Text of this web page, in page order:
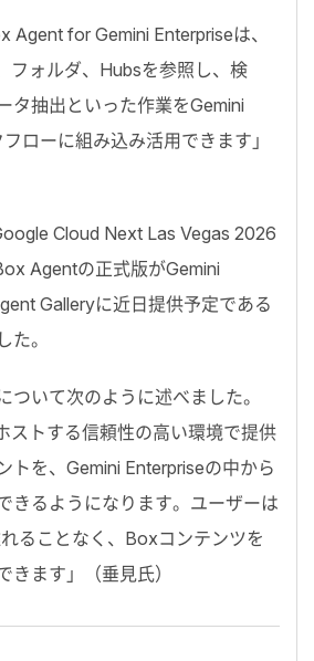
Agent for Gemini Enterpriseは、
フォルダ、Hubsを参照し、検
タ抽出といった作業をGemini
フローに組み込み活用できます 」
Cloud Next Las Vegas 2026
Agentの正式版がGemini
Galleryに近日提供予定である
た。
ついて次のように述べました。
ストする信頼性の高い環境で提供
トを、Gemini Enterpriseの中から
きるようになります。ユーザーは
ることなく、Boxコンテンツを
きます 」（垂見氏）